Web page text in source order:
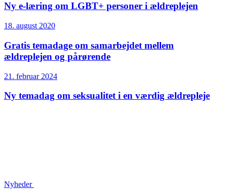
Ny e-læring om LGBT+ personer i ældreplejen
18. august 2020
Gratis temadage om samarbejdet mellem
ældreplejen og pårørende
21. februar 2024
Ny temadag om seksualitet i en værdig ældrepleje
Nyheder